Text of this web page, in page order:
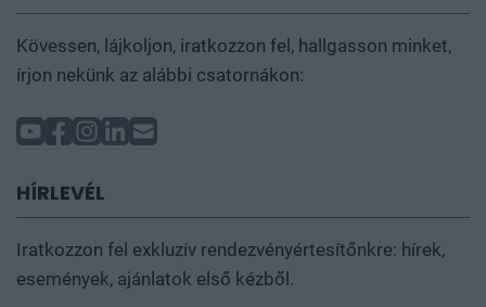
Kövessen, lájkoljon, iratkozzon fel, hallgasson minket,
írjon nekünk az alábbi csatornákon:
HÍRLEVÉL
Iratkozzon fel exkluzív rendezvényértesítőnkre: hírek,
események, ajánlatok első kézből.